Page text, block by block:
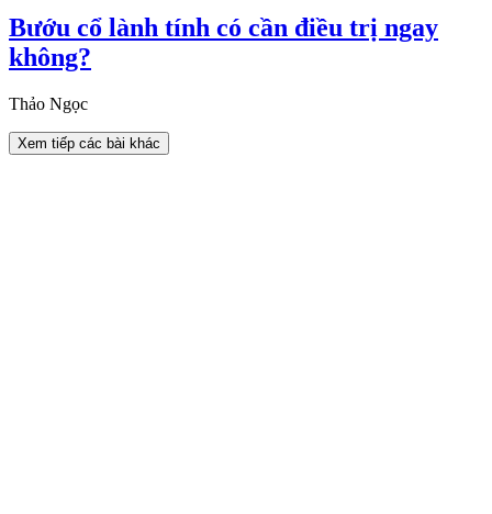
Bướu cổ lành tính có cần điều trị ngay
không?
Thảo Ngọc
Xem tiếp các bài khác